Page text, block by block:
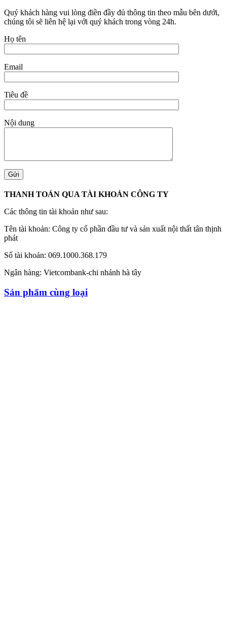
Quý khách hàng vui lòng điền đầy đủ thông tin theo mẫu bên dưới,
chúng tôi sẽ liên hệ lại với quý khách trong vòng 24h.
Họ tên
Email
Tiêu đề
Nội dung
THANH TOÁN QUA TÀI KHOẢN CÔNG TY
Các thông tin tài khoản như sau:
Tên tài khoản: Công ty cổ phần đầu tư và sản xuất nội thất tân thịnh
phát
Số tài khoản: 069.1000.368.179
Ngân hàng: Vietcombank-chi nhánh hà tây
Sản phẩm cùng loại